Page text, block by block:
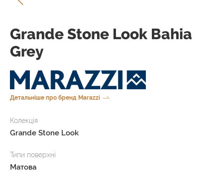
Grande Stone Look Bahia
Grey
Детальніше про бренд Marazzi
Колекція
Grande Stone Look
Типи поверхні
Матова